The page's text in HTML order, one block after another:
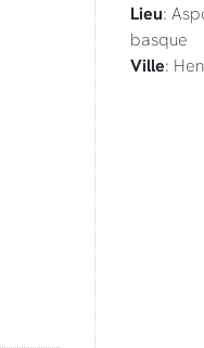
Lieu:
basque
Ville: